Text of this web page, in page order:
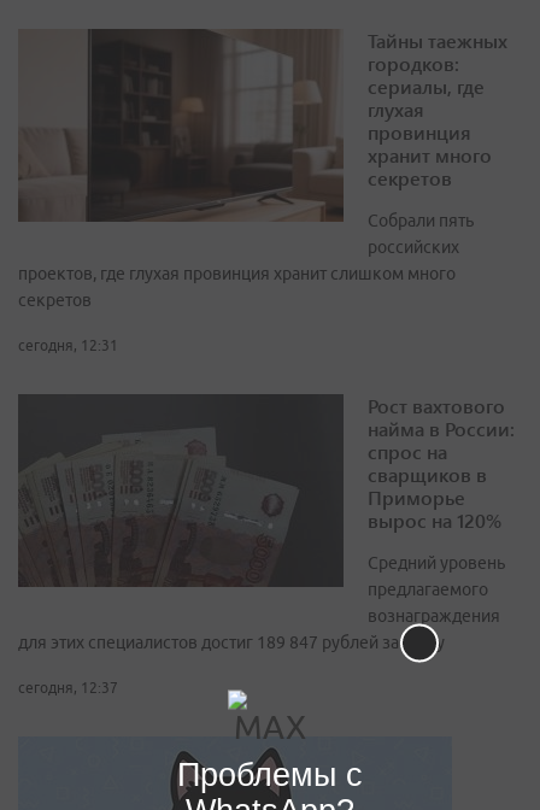
Тайны таежных
городков:
сериалы, где
глухая
провинция
хранит много
секретов
Собрали пять
российских
проектов, где глухая провинция хранит слишком много
секретов
сегодня, 12:31
Рост вахтового
найма в России:
спрос на
сварщиков в
Приморье
вырос на 120%
Средний уровень
предлагаемого
вознаграждения
для этих специалистов достиг 189 847 рублей за вахту
сегодня, 12:37
Проблемы с